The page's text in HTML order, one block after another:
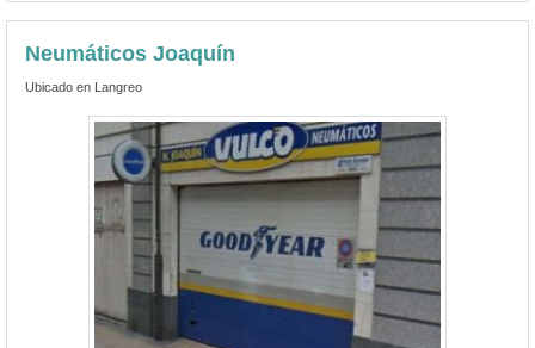
Neumáticos Joaquín
Ubicado en Langreo